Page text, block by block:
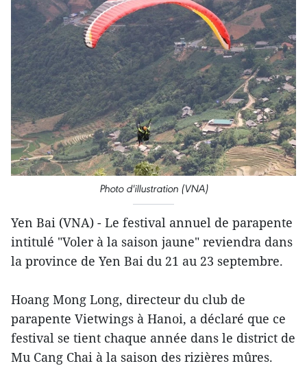
Photo d'illustration (VNA)
Yen Bai (VNA) - Le festival annuel de parapente
intitulé "Voler à la saison jaune" reviendra dans
la province de Yen Bai du 21 au 23 septembre.
Hoang Mong Long, directeur du club de
parapente Vietwings à Hanoi, a déclaré que ce
festival se tient chaque année dans le district de
Mu Cang Chai à la saison des rizières mûres.